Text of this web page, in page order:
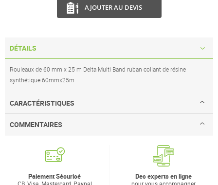
AJOUTER AU DEVIS
DÉTAILS
Rouleaux de 60 mm x 25 m Delta Multi Band ruban collant de résine
synthétique 60mmx25m
CARACTÉRISTIQUES
COMMENTAIRES
Paiement Sécurisé Des experts en ligne